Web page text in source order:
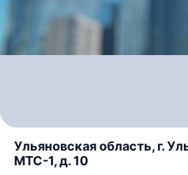
Ульяновская область, г.
МТС-1, д. 10